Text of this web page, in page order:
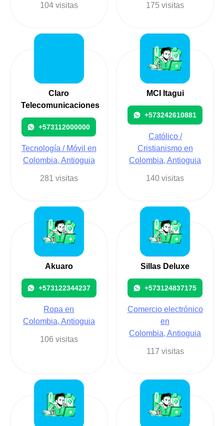
104 visitas 175 visitas
Claro
Telecomunicaciones
+573112000000
Tecnología / Móvil en
Colombia, Antioguia
281 visitas
MCI Itagui
+573242610881
Católico /
Cristianismo en
Colombia, Antioguia
140 visitas
Akuaro
+573122344237
Ropa en
Colombia, Antioguia
106 visitas
Sillas Deluxe
+573124837175
Comercio electrónico
en
Colombia, Antioguia
117 visitas